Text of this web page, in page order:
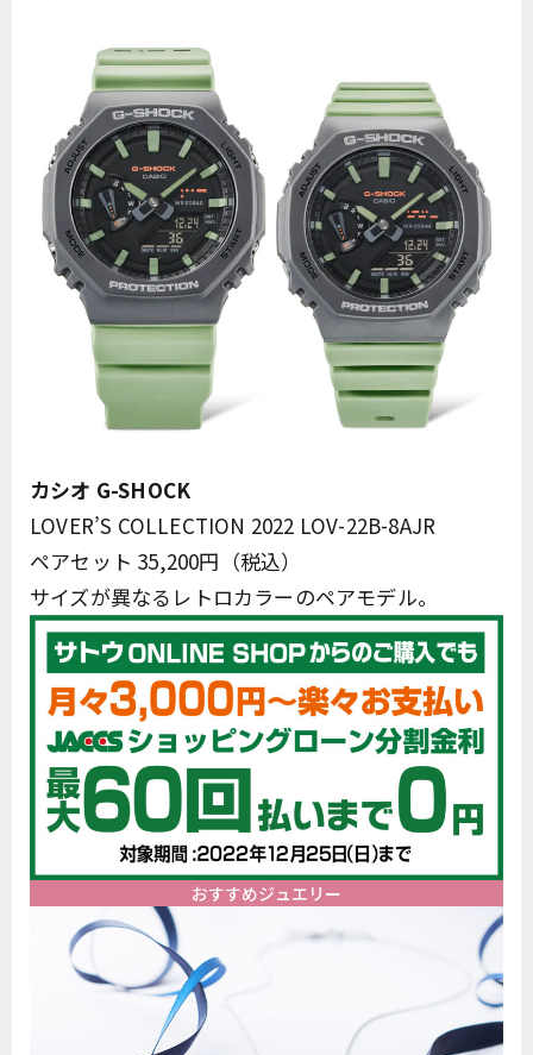
カシオ G-SHOCK
LOVER’S COLLECTION 2022 LOV-22B-8AJR
ペアセット 35,200円（税込）
サイズが異なるレトロカラーのペアモデル。
おすすめジュエリー